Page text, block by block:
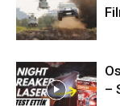
–